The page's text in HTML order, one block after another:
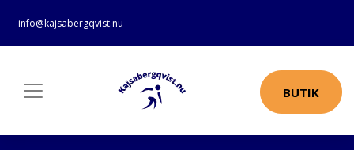
info@kajsabergqvist.nu
BUTIK